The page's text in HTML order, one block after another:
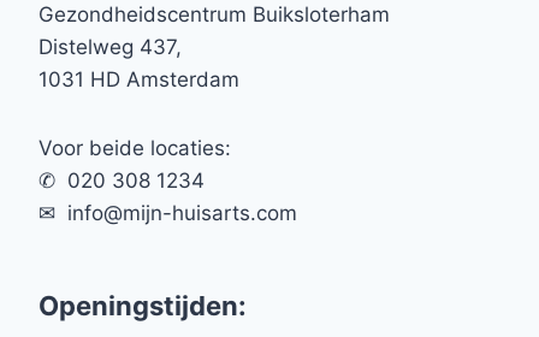
Gezondheidscentrum Buiksloterham
Distelweg 437,
1031 HD Amsterdam
Voor beide locaties:
✆ 020 308 1234
✉︎ info@mijn-huisarts.com
Openingstijden: